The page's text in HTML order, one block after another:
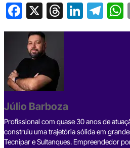
F
a
c
e
b
o
o
k
X T
hr
s
Li
n
T
el
Júlio Barboza
Profissional com quase 30 anos de
construiu uma trajetória sólida em
Tecnipar e Sultanques. Empreendedor